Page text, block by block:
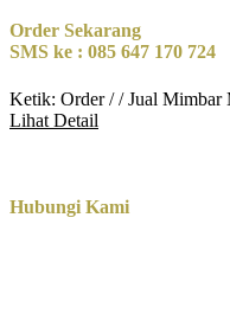
Order Sekarang
SMS ke : 085 647 170 724
Ketik: Order / / Jual Mimbar
Lihat Detail
Hubungi Kami